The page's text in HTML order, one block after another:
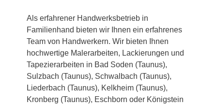
Als erfahrener Handwerksbetrieb in
Familienhand bieten wir Ihnen ein erfahrenes
Team von Handwerkern. Wir bieten Ihnen
hochwertige Malerarbeiten, Lackierungen und
Tapezierarbeiten in Bad Soden (Taunus),
Sulzbach (Taunus), Schwalbach (Taunus),
Liederbach (Taunus), Kelkheim (Taunus),
Kronberg (Taunus), Eschborn oder Königstein